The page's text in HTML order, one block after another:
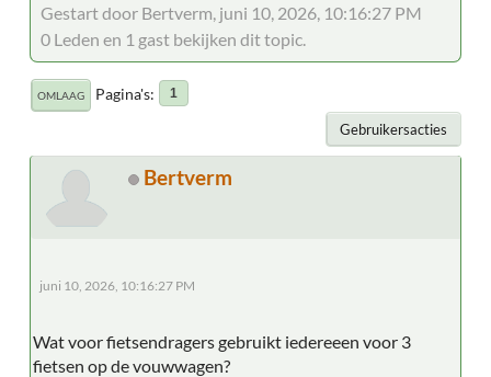
Gestart door Bertverm, juni 10, 2026, 10:16:27 PM
0 Leden en 1 gast bekijken dit topic.
OMLAAG Pagina's 1
Gebruikersacties
Bertverm
juni 10, 2026, 10:16:27 PM
Wat voor fietsendragers gebruikt iedereeen voor 3
fietsen op de vouwwagen?